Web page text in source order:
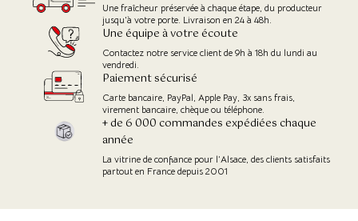
Une fraîcheur préservée à chaque étape, du producteur
jusqu'à votre porte. Livraison en 24 à 48h.
Une équipe à votre écoute
Contactez notre service client de 9h à 18h du lundi au
vendredi.
Paiement sécurisé
Carte bancaire, PayPal, Apple Pay, 3x sans frais,
virement bancaire, chèque ou téléphone.
+ de 6 000 commandes expédiées chaque
année
La vitrine de confiance pour l’Alsace, des clients satisfaits
partout en France depuis 2001